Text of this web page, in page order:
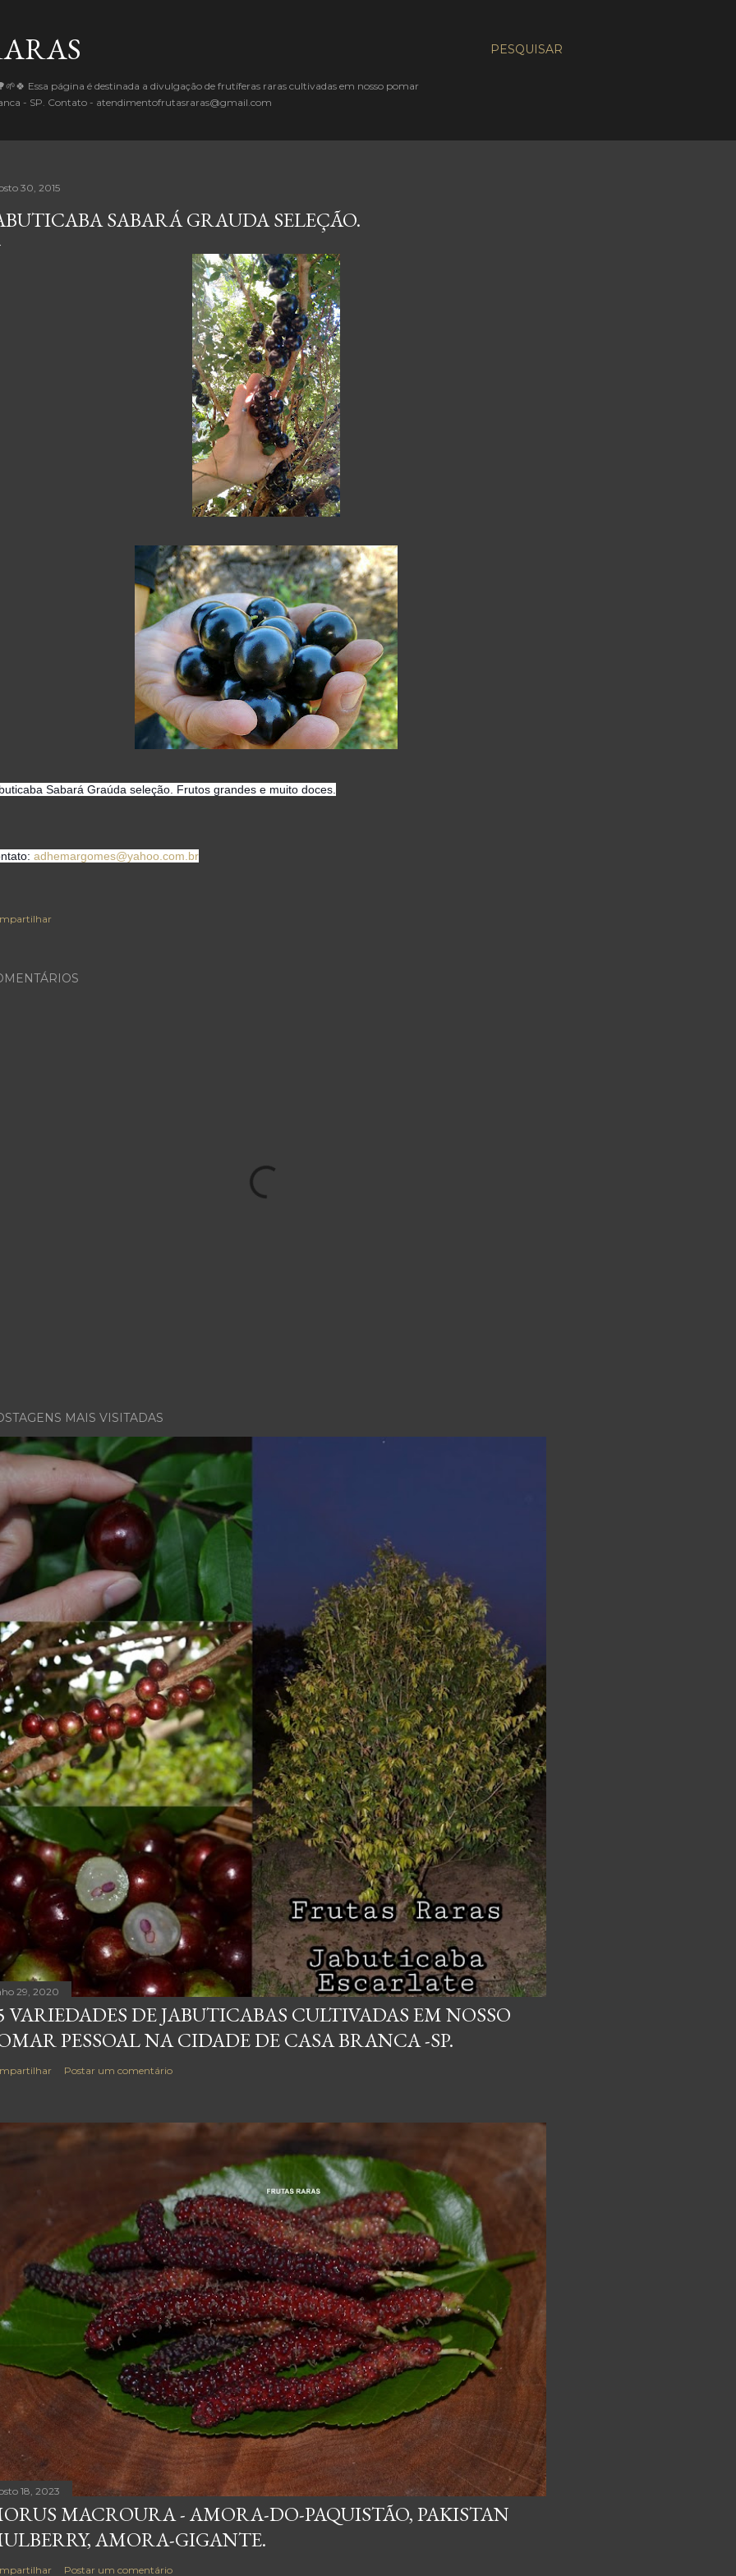
PESQUISAR
Essa página é destinada a divulgação de frutíferas raras cultivadas em nosso pomar
- SP. Contato - atendimentofrutasraras@gmail.com
30, 2015
SABARÁ GRAUDA SELEÇÃO.
Sabará Graúda seleção. Frutos grandes e muito doces.
adhemargomes@yahoo.com.br
MAIS VISITADAS
29, 2020
VARIEDADES DE JABUTICABAS CULTIVADAS EM NOSSO
PESSOAL NA CIDADE DE CASA BRANCA -SP.
Postar um comentário
18, 2023
MACROURA - AMORA-DO-PAQUISTÃO, PAKISTAN
AMORA-GIGANTE.
Postar um comentário